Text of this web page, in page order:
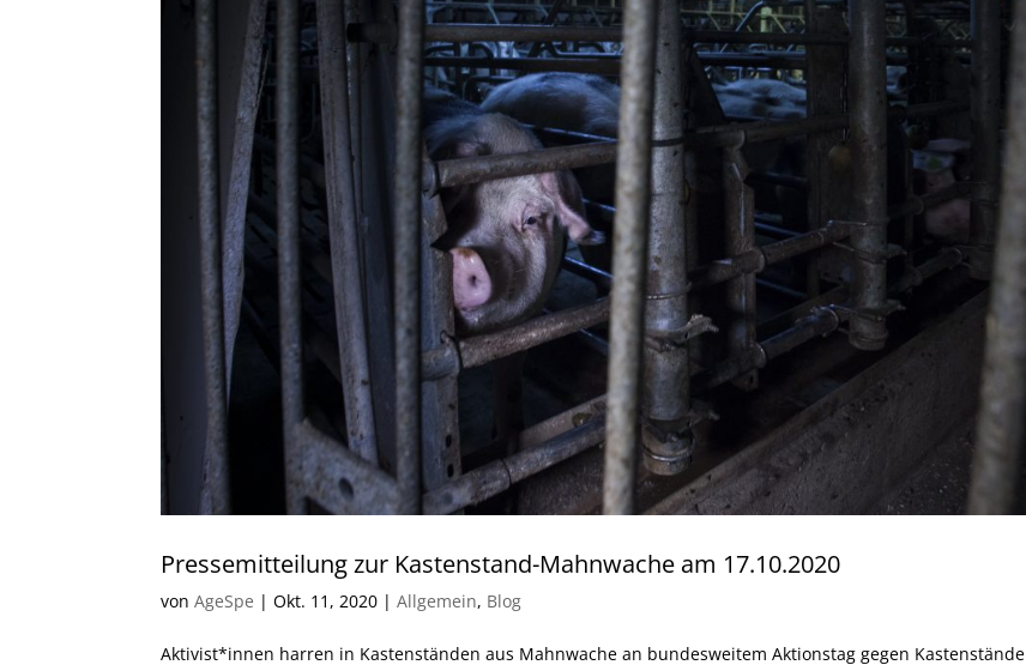
Pressemitteilung zur Kastenstand-Mahnwache am 17.10.2020
vonAgeSpe |Okt. 11, 2020 |Allgemein, Blog
Aktivist*innen harren in Kastenständen aus Mahnwache an bundesweitem Aktionstag gegen Kastenstände